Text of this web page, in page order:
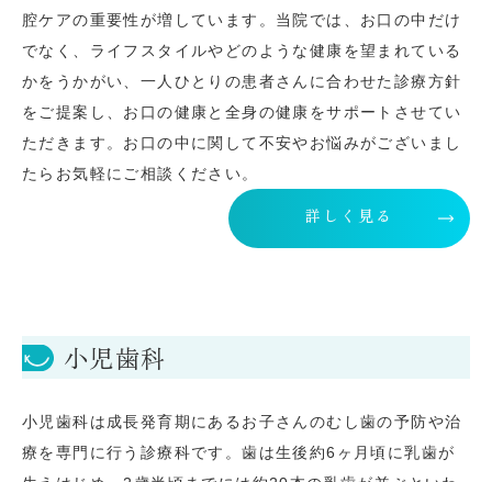
腔ケアの重要性が増しています。当院では、お口の中だけ
でなく、ライフスタイルやどのような健康を望まれている
かをうかがい、一人ひとりの患者さんに合わせた診療方針
をご提案し、お口の健康と全身の健康をサポートさせてい
ただきます。お口の中に関して不安やお悩みがございまし
たらお気軽にご相談ください。
詳しく見る
小児歯科
小児歯科は成長発育期にあるお子さんのむし歯の予防や治
療を専門に行う診療科です。歯は生後約6ヶ月頃に乳歯が